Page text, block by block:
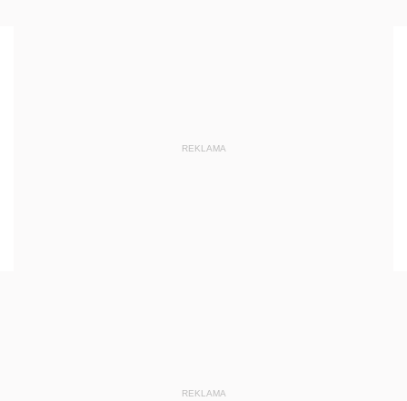
REKLAMA
REKLAMA